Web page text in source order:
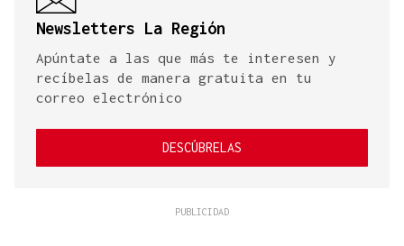
Newsletters La Región
Apúntate a las que más te interesen y
recíbelas de manera gratuita en tu
correo electrónico
DESCÚBRELAS